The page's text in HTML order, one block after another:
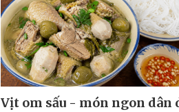
Vịt om sấu - món ngon dân